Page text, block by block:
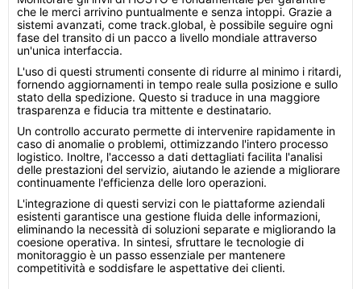
che le merci arrivino puntualmente e senza intoppi. Grazie a
sistemi avanzati, come track.global, è possibile seguire ogni
fase del transito di un pacco a livello mondiale attraverso
un'unica interfaccia.
L'uso di questi strumenti consente di ridurre al minimo i ritardi,
fornendo aggiornamenti in tempo reale sulla posizione e sullo
stato della spedizione. Questo si traduce in una maggiore
trasparenza e fiducia tra mittente e destinatario.
Un controllo accurato permette di intervenire rapidamente in
caso di anomalie o problemi, ottimizzando l'intero processo
logistico. Inoltre, l'accesso a dati dettagliati facilita l'analisi
delle prestazioni del servizio, aiutando le aziende a migliorare
continuamente l'efficienza delle loro operazioni.
L'integrazione di questi servizi con le piattaforme aziendali
esistenti garantisce una gestione fluida delle informazioni,
eliminando la necessità di soluzioni separate e migliorando la
coesione operativa. In sintesi, sfruttare le tecnologie di
monitoraggio è un passo essenziale per mantenere
competitività e soddisfare le aspettative dei clienti.